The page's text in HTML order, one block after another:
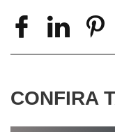
CONFIRA